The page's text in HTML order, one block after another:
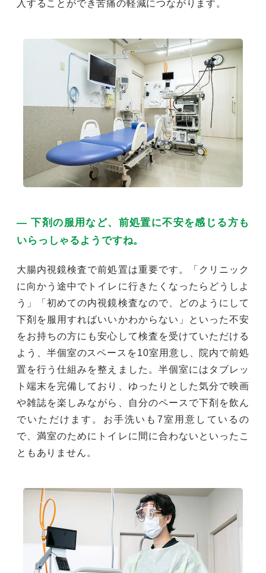
入することができ苦痛の軽減につながります。
― 下剤の服用など、前処置に不安を感じる方も
いらっしゃるようですね。
大腸内視鏡検査で前処置は重要です。「クリニック
に向かう途中でトイレに行きたくなったらどうしよ
う」「初めての内視鏡検査なので、どのようにして
下剤を服用すればいいかわからない」といった不安
をお持ちの方にも安心して検査を受けていただける
よう、半個室のスペースを10室用意し、院内で前処
置を行う仕組みを整えました。半個室にはタブレッ
ト端末を完備しており、ゆったりとした気分で映画
や雑誌を楽しみながら、自分のペースで下剤を飲ん
でいただけます。お手洗いも7室用意しているの
で、満室のためにトイレに間に合わないといったこ
ともありません。